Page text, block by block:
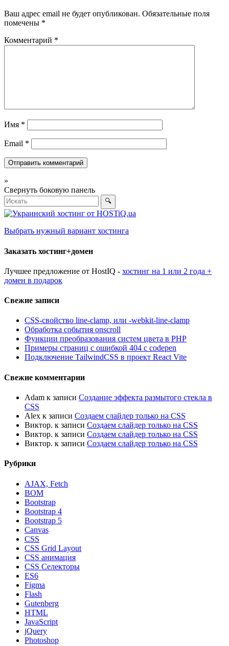
Ваш адрес email не будет опубликован. Обязательные поля
помечены *
Комментарий *
Имя *
Email *
»
Свернуть боковую панель
🔍
Выбрать нужный вариант хостинга
Заказать хостинг+домен
Лучшее предложение от HostIQ - хостинг на 1 или 2 года +
домен в подарок
Свежие записи
CSS-свойство line-clamp, или -webkit-line-clamp
Обработка события onscroll
Функции преобразования систем цвета в PHP
Примеры страниц с ошибкой 404 с codepen
Подключение TailwindCSS в проект React Vite
Свежие комментарии
Adam к записи Создание эффекта размытого стекла в
CSS
Alex к записи Создаем слайдер только на CSS
Виктор. к записи Создаем слайдер только на CSS
Виктор. к записи Создаем слайдер только на CSS
Виктор. к записи Создаем слайдер только на CSS
Рубрики
AJAX, Fetch
BOM
Bootstrap
Bootstrap 4
Bootstrap 5
Canvas
CSS
CSS Grid Layout
CSS анимация
CSS Селекторы
ES6
Figma
Flash
Gutenberg
HTML
JavaScript
jQuery
Photoshop